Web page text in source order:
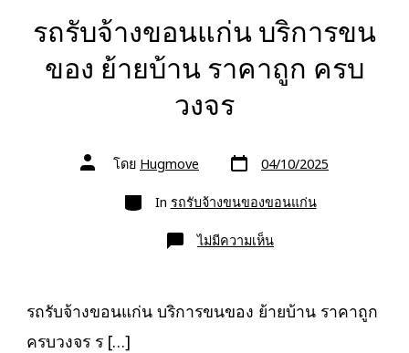
รถรับจ้างขอนแก่น บริการขน
ของ ย้ายบ้าน ราคาถูก ครบ
วงจร
ผู้
เขียน โดย Hugmove วัน
ที่
เรื่อง
04/10/2025
หมวด
In รถรับจ้างขนของขอนแก่น
ไม่มีความเห็นบน
รถ
ขน
ของ
รถรับจ้างขอนแก่น บริการขนของ ย้ายบ้าน ราคาถูก
ครบวงจร ร […]